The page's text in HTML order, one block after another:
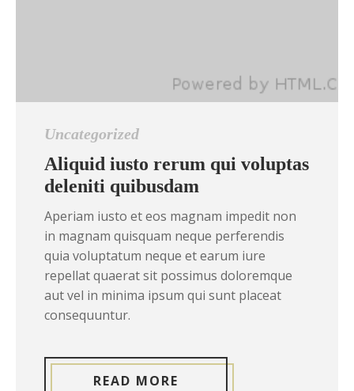
Uncategorized
Aliquid iusto rerum qui voluptas
deleniti quibusdam
Aperiam iusto et eos magnam impedit non
in magnam quisquam neque perferendis
quia voluptatum neque et earum iure
repellat quaerat sit possimus doloremque
aut vel in minima ipsum qui sunt placeat
consequuntur.
READ MORE